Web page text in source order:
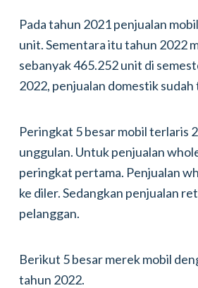
Pada tahun 2021 penjualan
unit. Sementara itu tahun 2022
sebanyak 465.252 unit di
2022, penjualan domestik
Peringkat 5 besar mobil terlaris
unggulan. Untuk penjualan
peringkat pertama. Penjualan
ke diler. Sedangkan penjualan
pelanggan.
Berikut 5 besar merek mobil
tahun 2022.